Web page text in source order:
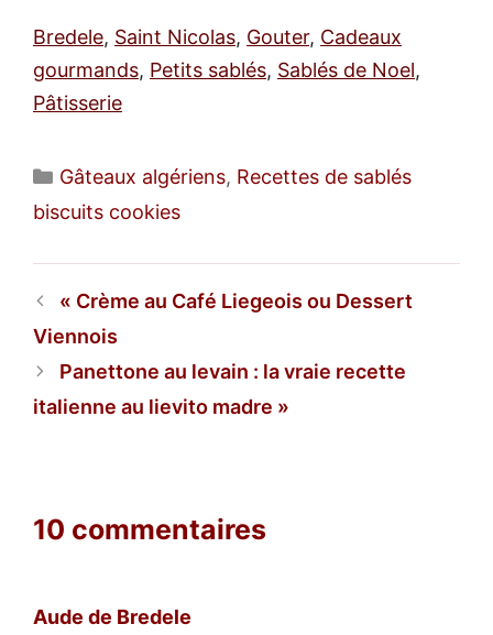
Bredele, Saint Nicolas, Gouter, Cadeaux
gourmands, Petits sablés, Sablés de Noel,
Pâtisserie
Catégories
Gâteaux algériens, Recettes de sablés
biscuits cookies
Crème au Café Liegeois ou Dessert
Viennois
Panettone au levain : la vraie recette
italienne au lievito madre
10 commentaires
Aude de Bredele